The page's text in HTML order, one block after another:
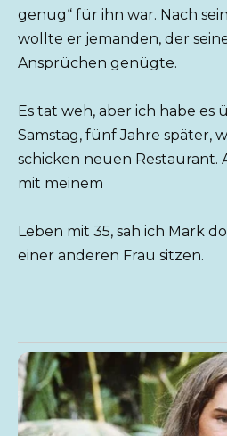
genug“ für ihn war. Nach
wollte er jemanden, der
Ansprüchen genügte.
Es tat weh, aber ich habe
Samstag, fünf Jahre später,
schicken neuen Restaurant.
mit meinem
Leben mit 35, sah ich Mark
einer anderen Frau sitzen.